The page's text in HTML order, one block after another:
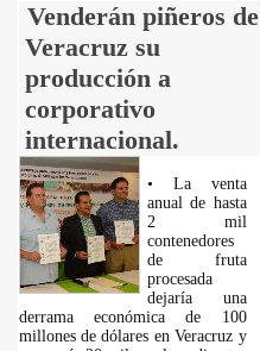
Venderán piñeros de
Veracruz su
producción a
corporativo
internacional.
• La venta
anual de hasta
2 mil
contenedores
de fruta
procesada
dejaría una
derrama económica de 100
millones de dólares en Veracruz y